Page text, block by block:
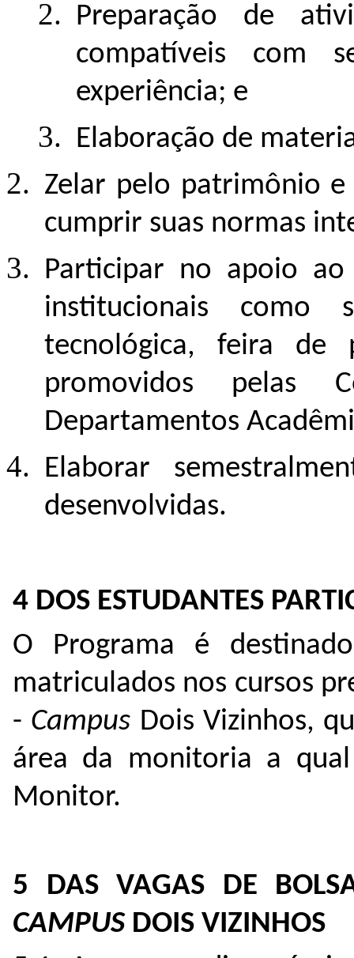
Preparação de
compatíveis com
experiência; e
Elaboração de
Zelar pelo patrimônio
cumprir suas normas
Participar no apoio ao
institucionais como
tecnológica, feira de
promovidos pelas
Departamentos
Elaborar
desenvolvidas.
4 DOS ESTUDANTES
O Programa é
matriculados nos cursos
- Campus Dois Vizinhos,
área da monitoria a
Monitor.
5 DAS VAGAS DE
CAMPUSDOIS VIZINHOS